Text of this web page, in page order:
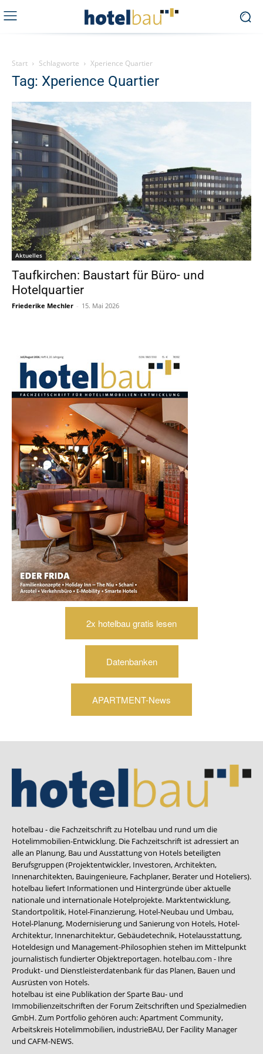
Start Schlagworte Xperience Quartier
Tag: Xperience Quartier
Aktuelles
Taufkirchen: Baustart für Büro- und
Hotelquartier
Friederike Mechler - 15. Mai 2026
2x hotelbau gratis lesen
Datenbanken
APARTMENT-News
hotelbau - die Fachzeitschrift zu Hotelbau und rund um die
Hotelimmobilien-Entwicklung. Die Fachzeitschrift ist adressiert an
alle an Planung, Bau und Ausstattung von Hotels beteiligten
Berufsgruppen (Projektentwickler, Investoren, Architekten,
Innenarchitekten, Bauingenieure, Fachplaner, Berater und Hoteliers).
hotelbau liefert Informationen und Hintergründe über aktuelle
nationale und internationale Hotelprojekte. Marktentwicklung,
Standortpolitik, Hotel-Finanzierung, Hotel-Neubau und Umbau,
Hotel-Planung, Modernisierung und Sanierung von Hotels, Hotel-
Architektur, Innenarchitektur, Gebäudetechnik, Hotelausstattung,
Hoteldesign und Management-Philosophien stehen im Mittelpunkt
journalistisch fundierter Objektreportagen. hotelbau.com - Ihre
Produkt- und Dienstleisterdatenbank für das Planen, Bauen und
Ausrüsten von Hotels.
hotelbau ist eine Publikation der Sparte Bau- und
Immobilienzeitschriften der Forum Zeitschriften und Spezialmedien
GmbH. Zum Portfolio gehören auch:Apartment Community,
Arbeitskreis Hotelimmobilien, industrieBAU, Der Facility Manager
und CAFM-NEWS.